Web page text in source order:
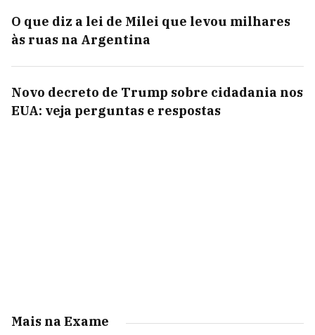
O que diz a lei de Milei que levou milhares
às ruas na Argentina
Novo decreto de Trump sobre cidadania nos
EUA: veja perguntas e respostas
Mais na Exame